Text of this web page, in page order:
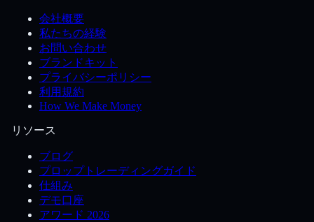
会社概要
私たちの経験
お問い合わせ
ブランドキット
プライバシーポリシー
利用規約
How We Make Money
リソース
ブログ
プロップトレーディングガイド
仕組み
デモ口座
アワード 2026